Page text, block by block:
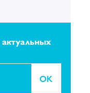
актуальных
OK